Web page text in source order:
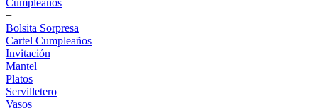
Cumpleaños
+
Bolsita Sorpresa
Cartel Cumpleaños
Invitación
Mantel
Platos
Servilletero
Vasos